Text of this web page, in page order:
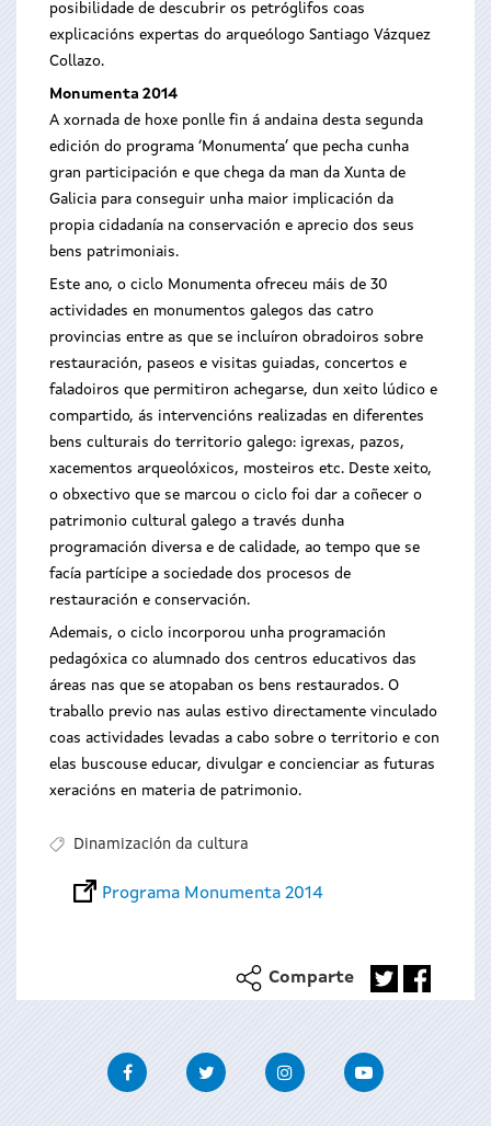
posibilidade de descubrir os petróglifos coas
explicacións expertas do arqueólogo Santiago Vázquez
Collazo.
Monumenta 2014
A xornada de hoxe ponlle fin á andaina desta segunda
edición do programa ‘Monumenta’ que pecha cunha
gran participación e que chega da man da Xunta de
Galicia para conseguir unha maior implicación da
propia cidadanía na conservación e aprecio dos seus
bens patrimoniais.
Este ano, o ciclo Monumenta ofreceu máis de 30
actividades en monumentos galegos das catro
provincias entre as que se incluíron obradoiros sobre
restauración, paseos e visitas guiadas, concertos e
faladoiros que permitiron achegarse, dun xeito lúdico e
compartido, ás intervencións realizadas en diferentes
bens culturais do territorio galego: igrexas, pazos,
xacementos arqueolóxicos, mosteiros etc. Deste xeito,
o obxectivo que se marcou o ciclo foi dar a coñecer o
patrimonio cultural galego a través dunha
programación diversa e de calidade, ao tempo que se
facía partícipe a sociedade dos procesos de
restauración e conservación.
Ademais, o ciclo incorporou unha programación
pedagóxica co alumnado dos centros educativos das
áreas nas que se atopaban os bens restaurados. O
traballo previo nas aulas estivo directamente vinculado
coas actividades levadas a cabo sobre o territorio e con
elas buscouse educar, divulgar e concienciar as futuras
xeracións en materia de patrimonio.
Dinamización da cultura
Programa Monumenta 2014
Comparte
FacebookTwitter InstagramYoutube